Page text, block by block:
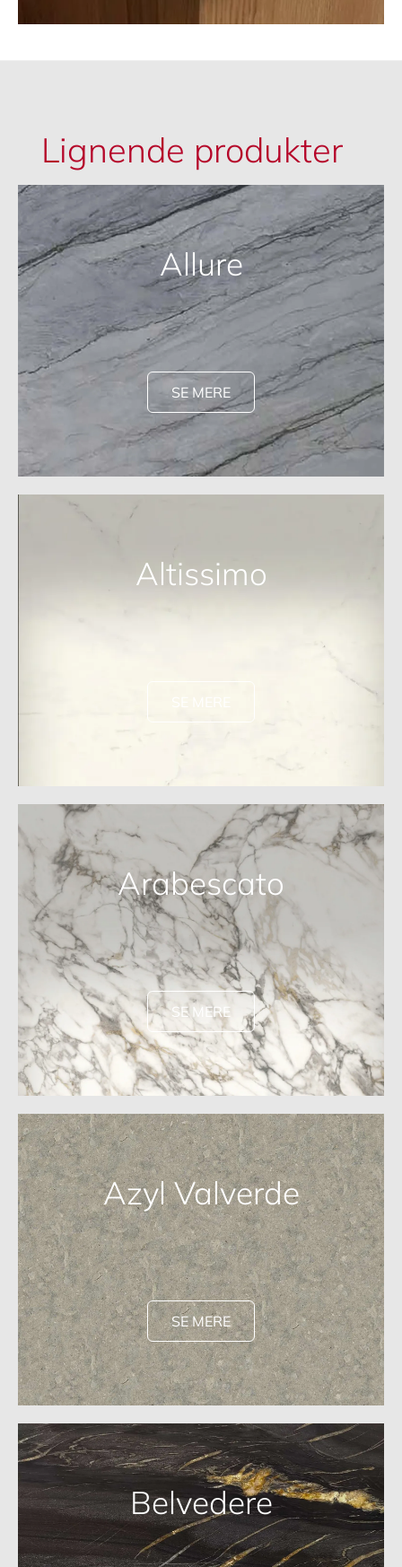
Lignende produkter
Allure
SE MERE
Altissimo
Arabescato
SE MERE
Azyl Valverde
SE MERE
Belvedere